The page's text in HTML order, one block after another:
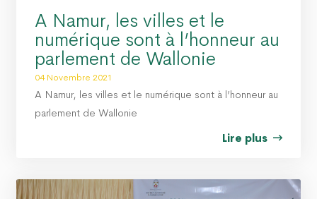
A Namur, les villes et le
numérique sont à l’honneur au
parlement de Wallonie
04 Novembre 2021
A Namur, les villes et le numérique sont à l’honneur au
parlement de Wallonie
Lire plus